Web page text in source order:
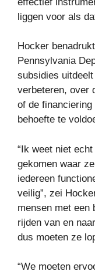
liggen voor als
Hocker
Pennsylvania
subsidies
verbeteren, over
of de
behoefte te
“Ik weet niet
gekomen waar
iedereen
veilig”, zei
mensen met een
rijden van en
dus moeten ze
“We moeten